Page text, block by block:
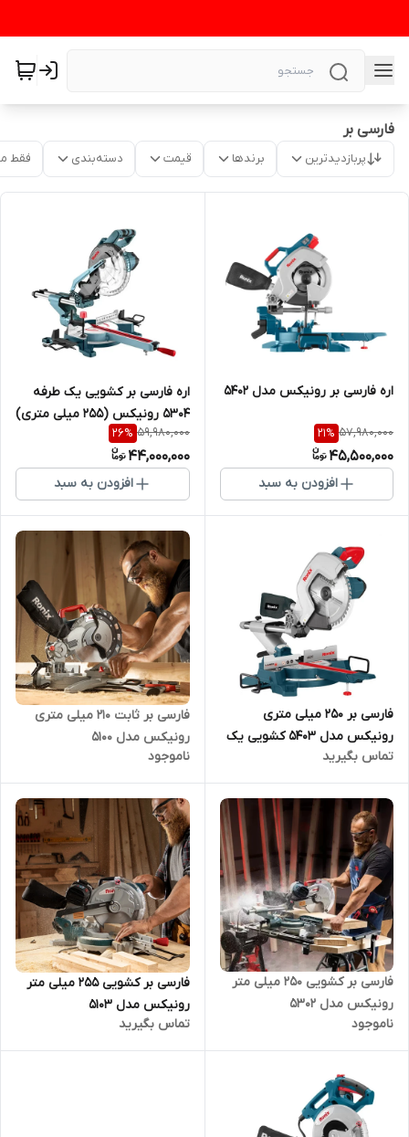
فارسی بر
پربازدیدترین برندها قیمت دسته‌بندی فقط
اره فارسی بر رونیکس مدل 5402
57,980,000
21%
45,500,000
افزودن به سبد
اره فارسی بر کشویی یک طرفه
5304 رونیکس (255 میلی متری)
59,980,000
26%
44,000,000
افزودن به سبد
فارسی بر 250 میلی متری
رونیکس مدل 5403 کشویی یک
طرفه
تماس بگیرید
فارسی بر ثابت 210 میلی متری
رونیکس مدل 5100
ناموجود
فارسی بر کشویی 250 میلی‌ متر
رونیکس مدل 5302
ناموجود
فارسی بر کشویی 255 میلی‌ متر
رونیکس مدل 5103
تماس بگیرید